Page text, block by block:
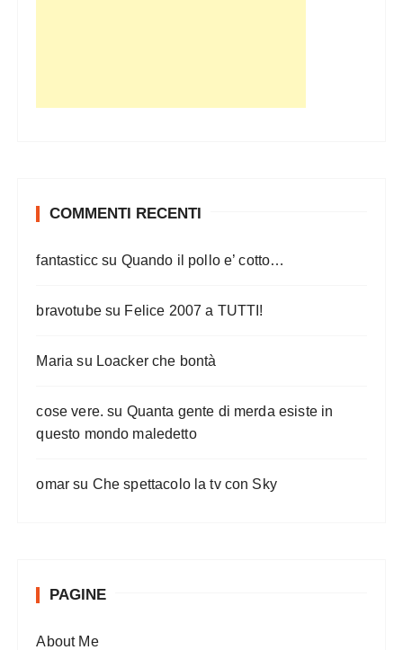
COMMENTI RECENTI
fantasticc su Quando il pollo e’ cotto…
bravotubesu Felice 2007 a TUTTI!
Maria su Loacker che bontà
cose vere. su Quanta gente di merda esiste in
questo mondo maledetto
omar su Che spettacolo la tv con Sky
PAGINE
About Me